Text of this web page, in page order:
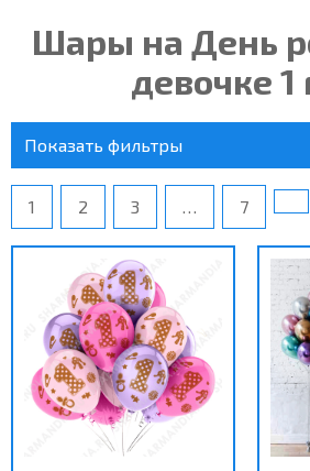
Шары на День
девочке 1
Показать фильтры
1 2 3 … 7